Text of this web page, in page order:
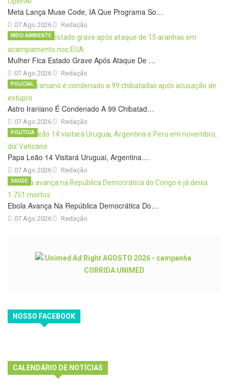
Meta Lança Muse Code, IA Que Programa So…
07 Ago 2026 Redação
Mulher Fica Estado Grave Após Ataque De …
07 Ago 2026
MEIO AMBIENTE
Redação
Astro Iraniano É Condenado A 99 Chibatad…
07 Ago 2026
POLICIAL
Redação
Papa Leão 14 Visitará Uruguai, Argentina…
07 Ago 2026
POLÍTICA
Redação
Ebola Avança Na República Democrática Do…
07 Ago 2026
SAÚDE
Redação
NOSSO FACEBOOK
CALENDÁRIO DE NOTÍCIAS